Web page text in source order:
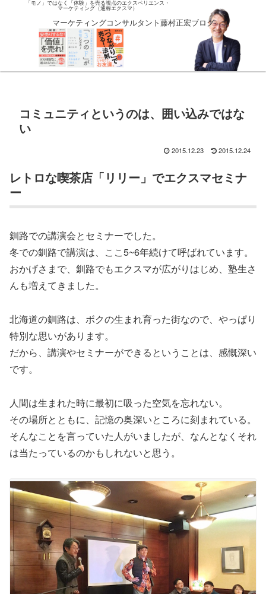
「モノ」ではなく「体験」を売る視点のエクスペリエンス・
マーケティング（通称エクスマ）
マーケティングコンサルタント藤村正宏ブログ
コミュニティというのは、囲い込みではな
い
2015.12.23 2015.12.24
レトロな喫茶店「リリー」でエクスマセミナ
ー
釧路での講演会とセミナーでした。
冬での釧路で講演は、ここ5~6年続けて呼ばれています。
おかげさまで、釧路でもエクスマが広がりはじめ、塾生さ
んも増えてきました。
北海道の釧路は、ボクの生まれ育った街なので、やっぱり
特別な思いがあります。
だから、講演やセミナーができるということは、感慨深い
です。
人間は生まれた時に最初に吸った空気を忘れない。
その場所とともに、記憶の奥深いところに刻まれている。
そんなことを言っていた人がいましたが、なんとなくそれ
は当たっているのかもしれないと思う。